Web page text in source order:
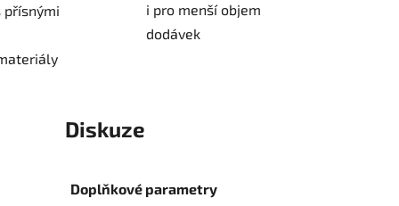
přísnými
i pro menší objem
dodávek
Diskuze
Doplňkové parametry